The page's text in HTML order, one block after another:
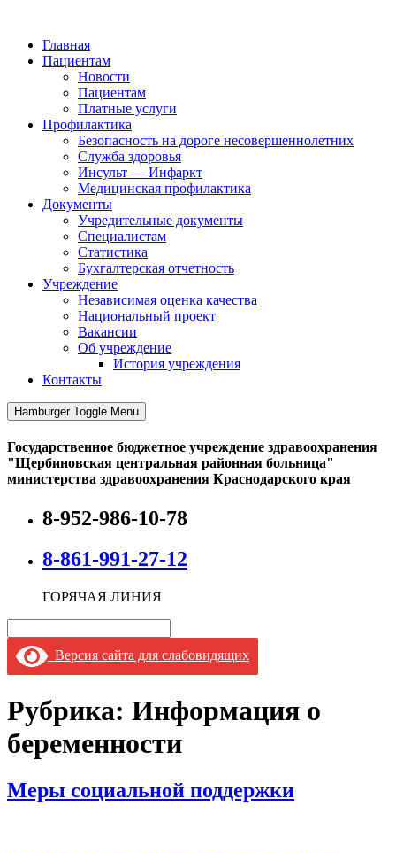
Главная
Пациентам
Новости
Пациентам
Платные услуги
Профилактика
Безопасность на дороге несовершеннолетних
Служба здоровья
Инсульт — Инфаркт
Медицинская профилактика
Документы
Учредительные документы
Специалистам
Статистика
Бухгалтерская отчетность
Учреждение
Независимая оценка качества
Национальный проект
Вакансии
Об учреждение
История учреждения
Контакты
Hamburger Toggle Menu
Государственное бюджетное учреждение здравоохранения
"Щербиновская центральная районная больница"
министерства здравоохранения Краснодарского края
8-952-986-10-78
8-861-991-27-12
ГОРЯЧАЯ ЛИНИЯ
Версия сайта для слабовидящих
Рубрика: Информация о
беременности
Меры социальной поддержки